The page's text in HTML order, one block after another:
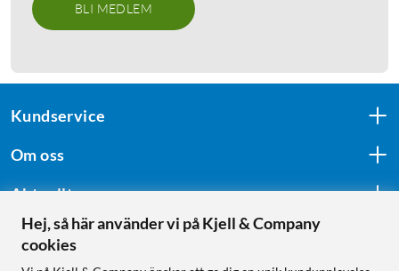
BLI MEDLEM
Kundservice
Om oss
Aktuellt
Följ oss
Hej, så här använder vi på Kjell & Company
cookies